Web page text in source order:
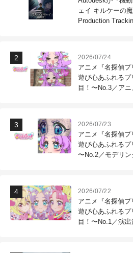
ェイ キルケーの
Production
2026/07/24
アニメ『名探偵
遊び心あふれる
目！〜No.3／ア
2026/07/23
アニメ『名探偵
遊び心あふれるプ
〜No.2／モデリ
2026/07/22
アニメ『名探偵
遊び心あふれる
目！〜No.1／演出